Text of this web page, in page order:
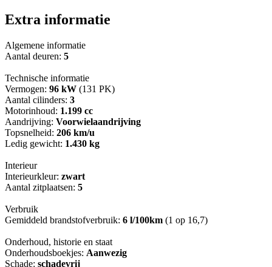
Extra informatie
Algemene informatie
Aantal deuren: 5
Technische informatie
Vermogen: 96 kW (131 PK)
Aantal cilinders: 3
Motorinhoud: 1.199 cc
Aandrijving: Voorwielaandrijving
Topsnelheid: 206 km/u
Ledig gewicht: 1.430 kg
Interieur
Interieurkleur: zwart
Aantal zitplaatsen: 5
Verbruik
Gemiddeld brandstofverbruik: 6 l/100km (1 op 16,7)
Onderhoud, historie en staat
Onderhoudsboekjes: Aanwezig
Schade: schadevrij